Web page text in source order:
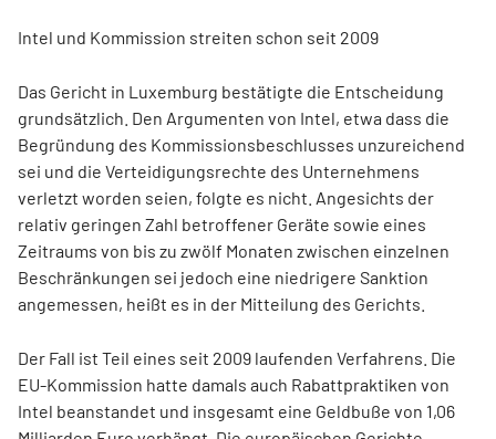
Intel und Kommission streiten schon seit 2009
Das Gericht in Luxemburg bestätigte die Entscheidung
grundsätzlich. Den Argumenten von Intel, etwa dass die
Begründung des Kommissionsbeschlusses unzureichend
sei und die Verteidigungsrechte des Unternehmens
verletzt worden seien, folgte es nicht. Angesichts der
relativ geringen Zahl betroffener Geräte sowie eines
Zeitraums von bis zu zwölf Monaten zwischen einzelnen
Beschränkungen sei jedoch eine niedrigere Sanktion
angemessen, heißt es in der Mitteilung des Gerichts.
Der Fall ist Teil eines seit 2009 laufenden Verfahrens. Die
EU-Kommission hatte damals auch Rabattpraktiken von
Intel beanstandet und insgesamt eine Geldbuße von 1,06